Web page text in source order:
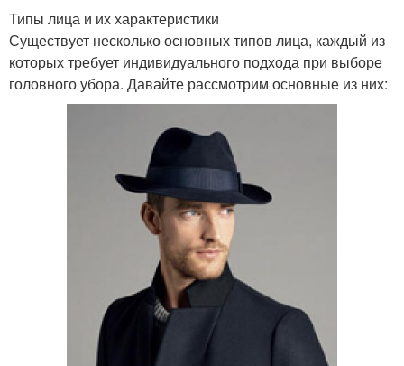
Типы лица и их характеристики
Существует несколько основных типов лица, каждый из
которых требует индивидуального подхода при выборе
головного убора. Давайте рассмотрим основные из них: